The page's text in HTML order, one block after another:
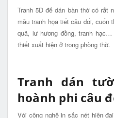
Tranh 5D để dán bàn thờ có rất
mẫu tranh họa tiết câu đối, cuốn
quả, lư hương đồng, tranh
thiết xuất hiện ở trong phòng thờ.
Tranh dán
hoành phi câu
Với công nghệ in sắc nét hiện